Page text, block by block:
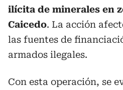
ilícita de minerales en
Caicedo. La acción
las fuentes de
armados ilegales.
Con esta operación, se